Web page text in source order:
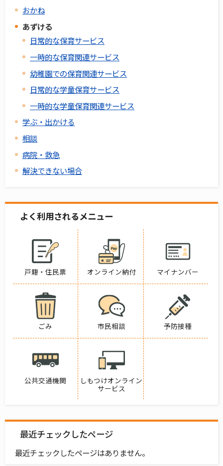
おかね
あずける
日常的な保育サービス
一時的な保育関連サービス
幼稚園での保育関連サービス
日常的な学童保育サービス
一時的な学童保育関連サービス
学ぶ・出かける
相談
病院・救急
解決できない場合
よく利用されるメニュー
戸籍・住民票 オンライン納付 マイナンバー
ごみ 市民相談 予防接種
公共交通機関
しもつけオンライン
サービス
最近チェックしたページ
最近チェックしたページはありません。